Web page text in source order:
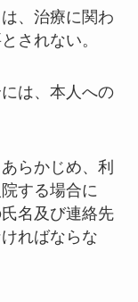
、治療に関わ
されない。
は、本人への
らかじめ、利
する場合に
名及び連絡先
ればならな